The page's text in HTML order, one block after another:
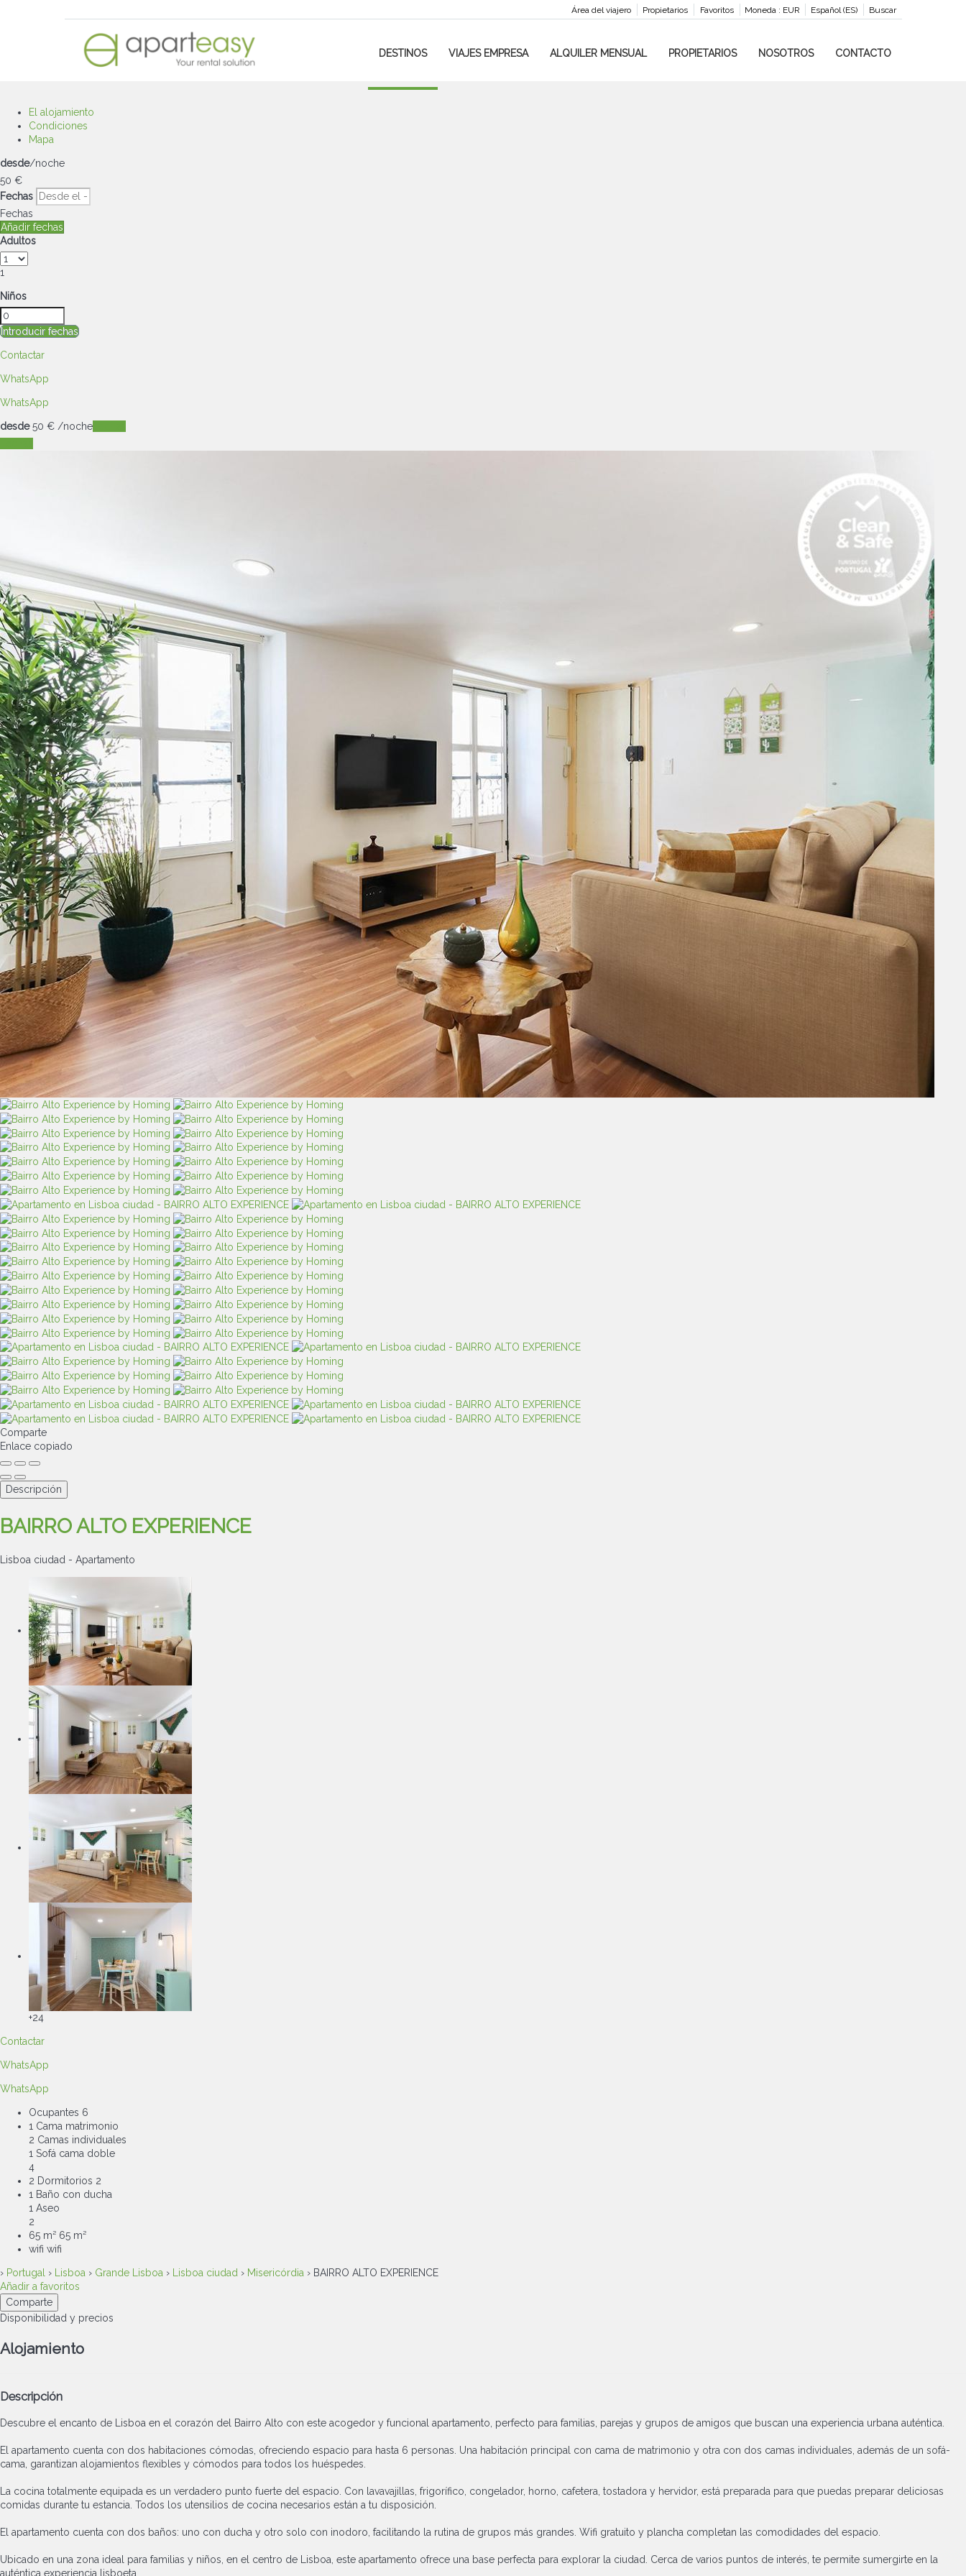
Buscar
Español (ES)
Moneda : EUR
Favoritos
Propietarios
Área del viajero
DESTINOS VIAJES EMPRESA ALQUILER MENSUAL PROPIETARIOS NOSOTROS CONTACTO
El alojamiento
Condiciones
Mapa
desde/noche
50 €
Fechas
Fechas
Añadir fechas
Adultos
1
Niños
Introducir fechas
Contactar
WhatsApp
WhatsApp
desde50 € /noche
Comparte
Enlace copiado
Descripción
BAIRRO ALTO EXPERIENCE
Lisboa ciudad - Apartamento
+24
Contactar
WhatsApp
WhatsApp
Ocupantes 6
1 Cama matrimonio
2 Camas individuales
1 Sofá cama doble
4
2 Dormitorios 2
1 Baño con ducha
1 Aseo
2
65 m² 65 m²
wifi wifi
› Portugal › Lisboa › Grande Lisboa › Lisboa ciudad › Misericórdia › BAIRRO ALTO EXPERIENCE
Añadir a favoritos
Comparte
Disponibilidad y precios
Alojamiento
Descripción
Descubre el encanto de Lisboa en el corazón del Bairro Alto con este acogedor y funcional apartamento, perfecto para familias, parejas y grupos de amigos que buscan una experiencia urbana auténtica.
El apartamento cuenta con dos habitaciones cómodas, ofreciendo espacio para hasta 6 personas. Una habitación principal con cama de matrimonio y otra con dos camas individuales, además de un sofá-
cama, garantizan alojamientos flexibles y cómodos para todos los huéspedes.
La cocina totalmente equipada es un verdadero punto fuerte del espacio. Con lavavajillas, frigorífico, congelador, horno, cafetera, tostadora y hervidor, está preparada para que puedas preparar deliciosas
comidas durante tu estancia. Todos los utensilios de cocina necesarios están a tu disposición.
El apartamento cuenta con dos baños: uno con ducha y otro solo con inodoro, facilitando la rutina de grupos más grandes. Wifi gratuito y plancha completan las comodidades del espacio.
Ubicado en una zona ideal para familias y niños, en el centro de Lisboa, este apartamento ofrece una base perfecta para explorar la ciudad. Cerca de varios puntos de interés, te permite sumergirte en la
auténtica experiencia lisboeta.